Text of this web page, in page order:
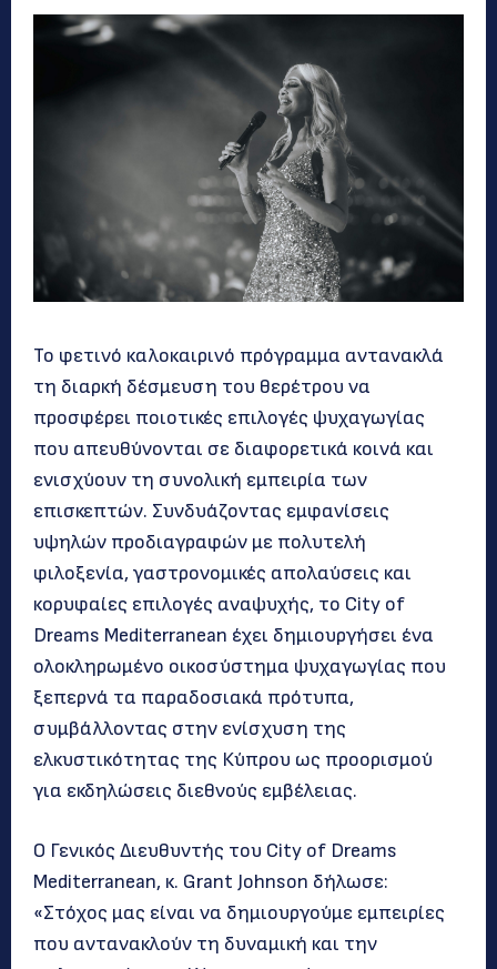
Το φετινό καλοκαιρινό πρόγραμμα αντανακλά
τη διαρκή δέσμευση του θερέτρου να
προσφέρει ποιοτικές επιλογές ψυχαγωγίας
που απευθύνονται σε διαφορετικά κοινά και
ενισχύουν τη συνολική εμπειρία των
επισκεπτών. Συνδυάζοντας εμφανίσεις
υψηλών προδιαγραφών με πολυτελή
φιλοξενία, γαστρονομικές απολαύσεις και
κορυφαίες επιλογές αναψυχής, το City of
Dreams Mediterranean έχει δημιουργήσει ένα
ολοκληρωμένο οικοσύστημα ψυχαγωγίας που
ξεπερνά τα παραδοσιακά πρότυπα,
συμβάλλοντας στην ενίσχυση της
ελκυστικότητας της Κύπρου ως προορισμού
για εκδηλώσεις διεθνούς εμβέλειας.
Ο Γενικός Διευθυντής του City of Dreams
Mediterranean, κ. Grant Johnson δήλωσε:
«Στόχος μας είναι να δημιουργούμε εμπειρίες
που αντανακλούν τη δυναμική και την